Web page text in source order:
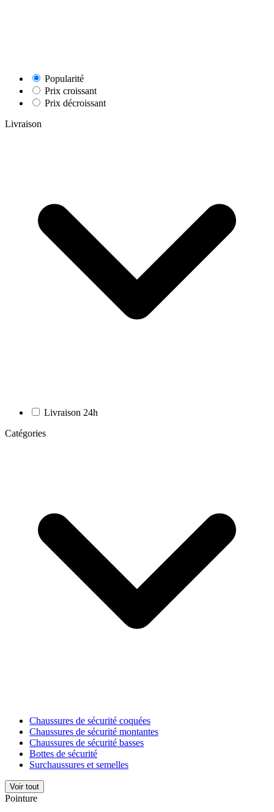
Popularité
Prix croissant
Prix décroissant
Livraison
Livraison 24h
Catégories
Chaussures de sécurité coquées
Chaussures de sécurité montantes
Chaussures de sécurité basses
Bottes de sécurité
Surchaussures et semelles
Voir tout
Pointure